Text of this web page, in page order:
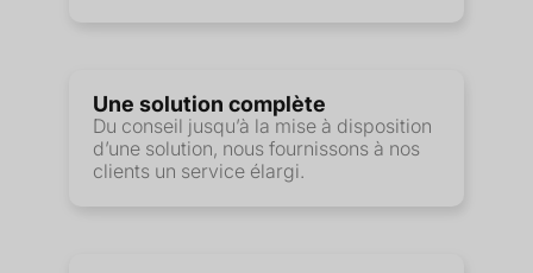
Une solution complète
Du conseil jusqu’à la mise à disposition
d’une solution, nous fournissons à nos
clients un service élargi.